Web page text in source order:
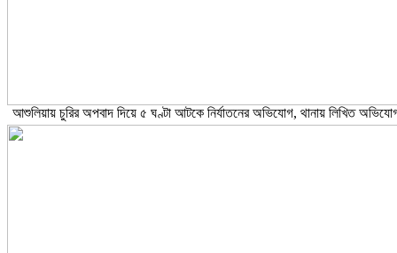
আশুলিয়ায় চুরির অপবাদ দিয়ে ৫ ঘণ্টা আটকে নির্যাতনের অভিযোগ, থানায় লিখিত